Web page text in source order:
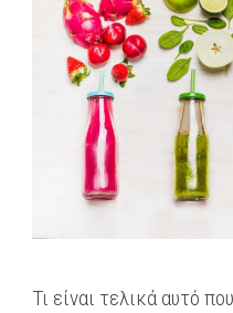
Τι είναι τελικά αυτό